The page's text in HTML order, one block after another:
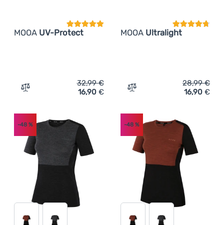
MOOA UV-Protect
Zum Vergleich 'Damen-T-Shirt MOOA UV-Protect'
32,99€
16,90 €
MOOA Ultralight
Zum Vergleich 'Damen-
28,99€
16,90 €
-48 % -48%